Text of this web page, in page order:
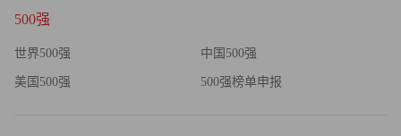
500强
世界500强 中国500强
美国500强 500强榜单申报